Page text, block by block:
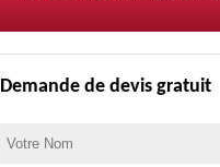
Demande de devis gratuit